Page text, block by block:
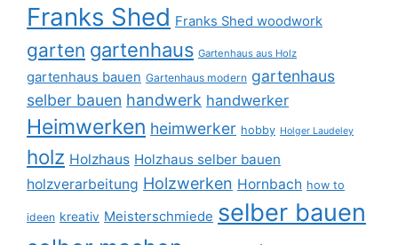
Franks Shed Franks Shed woodwork
garten gartenhaus Gartenhaus aus Holz
gartenhaus bauen Gartenhaus modern gartenhaus
selber bauen handwerk handwerker
Heimwerken heimwerker hobby Holger Laudeley
holz Holzhaus Holzhaus selber bauen
holzverarbeitung Holzwerken Hornbach how to
ideen kreativ Meisterschmiede selber bauen